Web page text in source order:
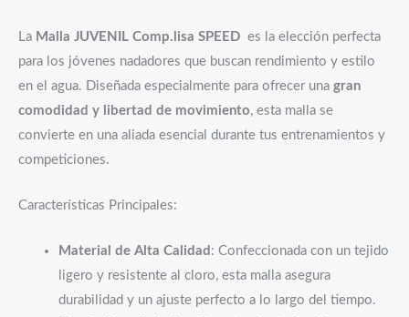
La Malla JUVENIL Comp.lisa SPEED es la elección perfecta
para los jóvenes nadadores que buscan rendimiento y estilo
en el agua. Diseñada especialmente para ofrecer una gran
comodidad y libertad de movimiento, esta malla se
convierte en una aliada esencial durante tus entrenamientos y
competiciones.
Características Principales:
Material de Alta Calidad : Confeccionada con un tejido
ligero y resistente al cloro, esta malla asegura
durabilidad y un ajuste perfecto a lo largo del tiempo.